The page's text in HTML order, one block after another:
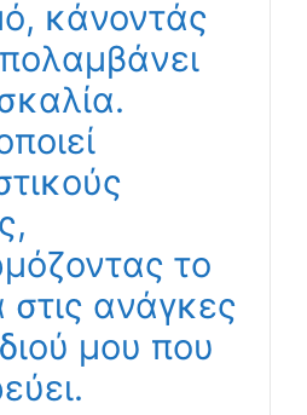
κάνοντάς
το
ανάγκες
μου που